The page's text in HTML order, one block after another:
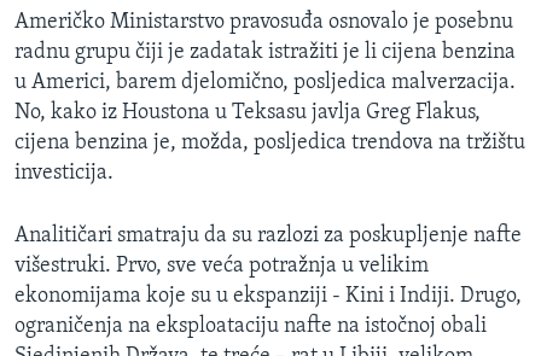
Američko Ministarstvo pravosuđa osnovalo je posebnu
radnu grupu čiji je zadatak istražiti je li cijena benzina
u Americi, barem djelomično, posljedica malverzacija.
No, kako iz Houstona u Teksasu javlja Greg Flakus,
cijena benzina je, možda, posljedica trendova na tržištu
investicija.
Analitičari smatraju da su razlozi za poskupljenje nafte
višestruki. Prvo, sve veća potražnja u velikim
ekonomijama koje su u ekspanziji - Kini i Indiji. Drugo,
ograničenja na eksploataciju nafte na istočnoj obali